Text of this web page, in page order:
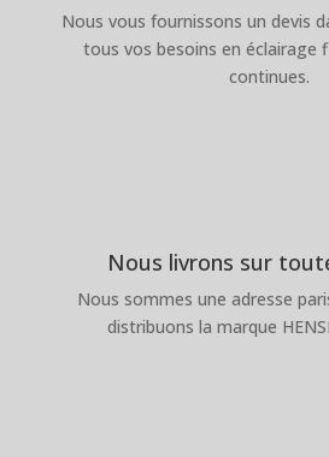
Nous vous fournissons un devis
tous vos besoins en éclairage
continues.
Nous livrons sur
Nous sommes une adresse
distribuons la marque